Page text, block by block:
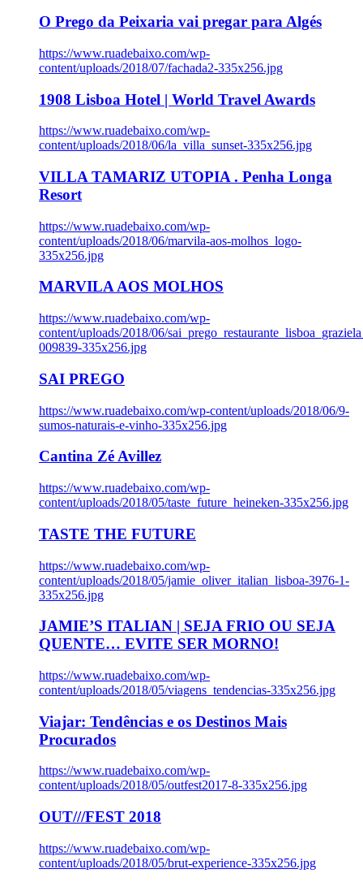
O Prego da Peixaria vai pregar para Algés
https://www.ruadebaixo.com/wp-
content/uploads/2018/07/fachada2-335x256.jpg
1908 Lisboa Hotel | World Travel Awards
https://www.ruadebaixo.com/wp-
content/uploads/2018/06/la_villa_sunset-335x256.jpg
VILLA TAMARIZ UTOPIA . Penha Longa
Resort
https://www.ruadebaixo.com/wp-
content/uploads/2018/06/marvila-aos-molhos_logo-
335x256.jpg
MARVILA AOS MOLHOS
https://www.ruadebaixo.com/wp-
content/uploads/2018/06/
009839-335x256.jpg
SAI PREGO
https://www.ruadebaixo.com/wp-content/uploads/2018/06/9-
sumos-naturais-e-vinho-335x256.jpg
Cantina Zé Avillez
https://www.ruadebaixo.com/wp-
content/uploads/2018/05/taste_future_heineken-335x256.jpg
TASTE THE FUTURE
https://www.ruadebaixo.com/wp-
content/uploads/2018/05/jamie_oliver_italian_lisboa-3976-1-
335x256.jpg
JAMIE’S ITALIAN | SEJA FRIO OU SEJA
QUENTE… EVITE SER MORNO!
https://www.ruadebaixo.com/wp-
content/uploads/2018/05/viagens_tendencias-335x256.jpg
Viajar: Tendências e os Destinos Mais
Procurados
https://www.ruadebaixo.com/wp-
content/uploads/2018/05/outfest2017-8-335x256.jpg
OUT///FEST 2018
https://www.ruadebaixo.com/wp-
content/uploads/2018/05/brut-experience-335x256.jpg